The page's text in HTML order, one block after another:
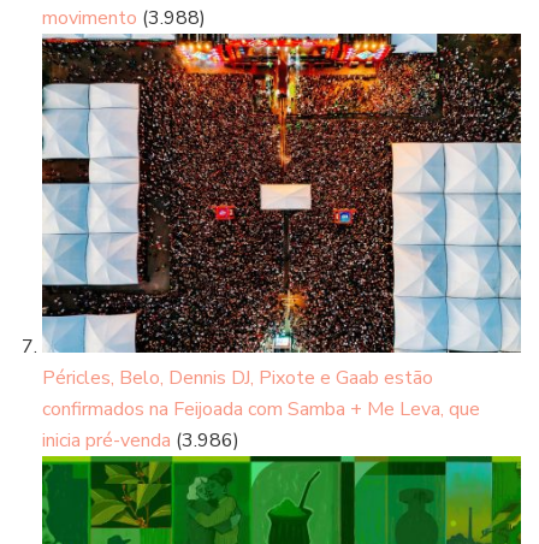
movimento (3.988)
Péricles, Belo, Dennis DJ, Pixote e Gaab estão
confirmados na Feijoada com Samba + Me Leva, que
inicia pré-venda (3.986)